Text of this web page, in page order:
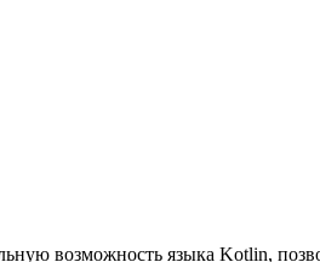
возможность языка Kotlin,